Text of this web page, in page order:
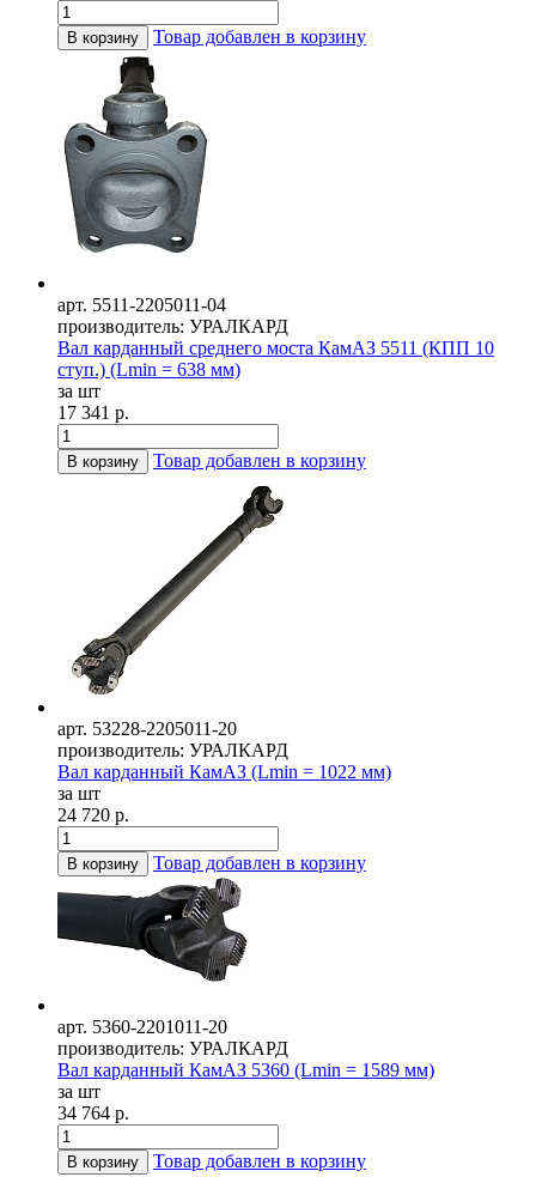
В корзину Товар добавлен в корзину
арт. 5511-2205011-04
производитель: УРАЛКАРД
Вал карданный среднего моста КамАЗ 5511 (КПП 10
ступ.) (Lmin = 638 мм)
за шт
17 341 р.
В корзину Товар добавлен в корзину
арт. 53228-2205011-20
производитель: УРАЛКАРД
Вал карданный КамАЗ (Lmin = 1022 мм)
за шт
24 720 р.
В корзину Товар добавлен в корзину
арт. 5360-2201011-20
производитель: УРАЛКАРД
Вал карданный КамАЗ 5360 (Lmin = 1589 мм)
за шт
34 764 р.
В корзину Товар добавлен в корзину